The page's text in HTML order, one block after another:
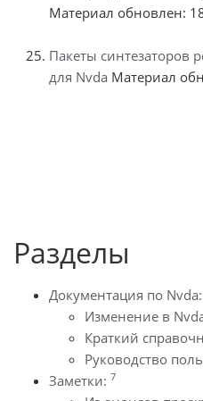
Материал обновлен:
Пакеты синтезаторов
для Nvda Материал
Разделы
Документация по Nvda:
Изменение в
Краткий
Руководство
Заметки: 7